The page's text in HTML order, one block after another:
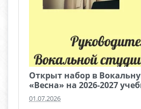
Открыт набор в
«Весна» на 2026-2027
01.07.2026